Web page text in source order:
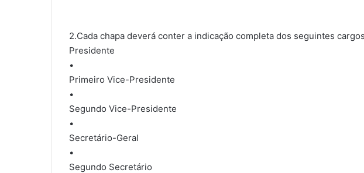
2.Cada chapa deverá conter a indicação completa dos seguintes
Presidente
•
Primeiro Vice-Presidente
•
Segundo Vice-Presidente
•
Secretário-Geral
•
Segundo Secretário